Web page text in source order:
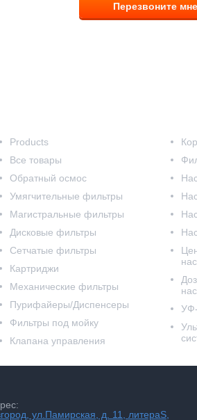
Перезвоните мне
Products
Все товары
Обратный осмос
Умягчительные фильтры
Магистральные фильтры
Дисковые фильтры
Сетчатые фильтры
Картриджи
Механические фильтры
Пурифайеры/Диспенсеры
Фильтры под мойку
Клапана управления
ул.Памирская, д. 11, литераS,